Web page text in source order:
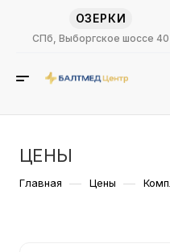
ОЗЕРКИ
СПб, Выборгское шоссе 40
ЦЕНЫ
Главная — Цены —